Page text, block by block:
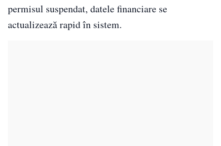
permisul suspendat, datele financiare se
actualizează rapid în sistem.